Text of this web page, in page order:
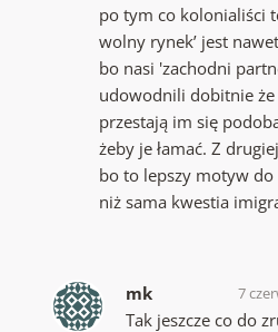
po tym co kolonialiści
wolny rynek’ jest
bo nasi 'zachodni
udowodnili dobitnie
przestają im się
żeby je łamać. Z
bo to lepszy motyw
niż sama kwestia
mk 7
Tak jeszcze co do